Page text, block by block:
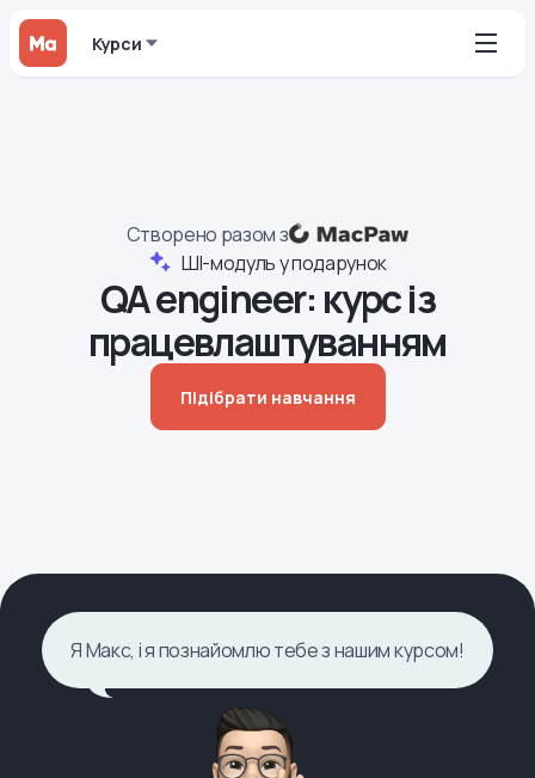
Курси
Створено разом з
ШІ-модуль у подарунок
QA engineer: курс із
працевлаштуванням
Підібрати навчання
Я Макс, і я познайомлю тебе з нашим курсом!